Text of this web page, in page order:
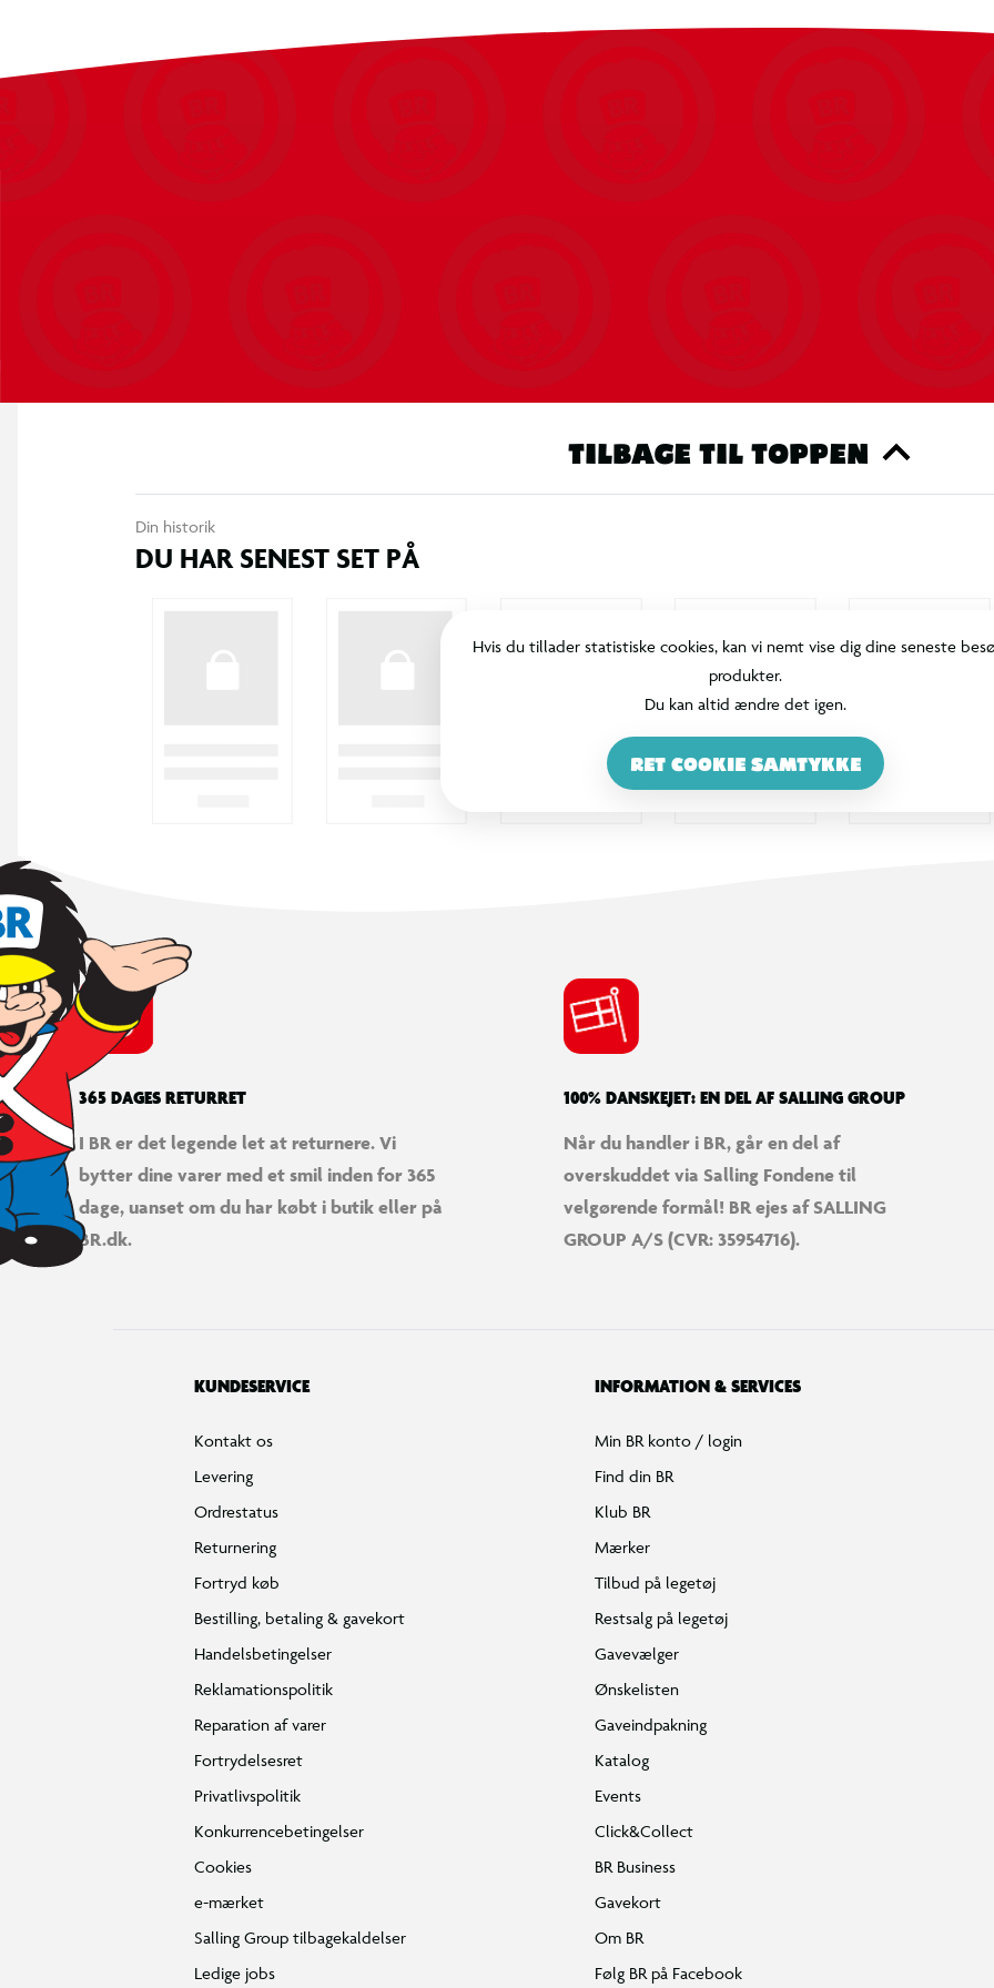
TILBAGE TIL TOPPEN
Din historik
DU HAR SENEST SET PÅ
Hvis du tillader statistiske cookies, kan vi nemt vise dig dine seneste
produkter.
Du kan altid ændre det igen.
RET COOKIE SAMTYKKE
365 DAGES RETURRET
I BR er det legende let at returnere. Vi
bytter dine varer med et smil inden for 365
dage, uanset om du har købt i butik eller på
BR.dk.
100% DANSKEJET: EN DEL AF SALLING GROUP
Når du handler i BR, går en del af
overskuddet via Salling Fondene til
velgørende formål! BR ejes af SALLING
GROUP A/S (CVR: 35954716).
KUNDESERVICE
Kontakt os
Levering
Ordrestatus
Returnering
Fortryd køb
Bestilling, betaling & gavekort
Handelsbetingelser
Reklamationspolitik
Reparation af varer
Fortrydelsesret
Privatlivspolitik
Konkurrencebetingelser
Cookies
e-mærket
Salling Group tilbagekaldelser
Ledige jobs
INFORMATION & SERVICES
Min BR konto / login
Find din BR
Klub BR
Mærker
Tilbud på legetøj
Restsalg på legetøj
Gavevælger
Ønskelisten
Gaveindpakning
Katalog
Events
Click&Collect
BR Business
Gavekort
Om BR
Følg BR på Facebook